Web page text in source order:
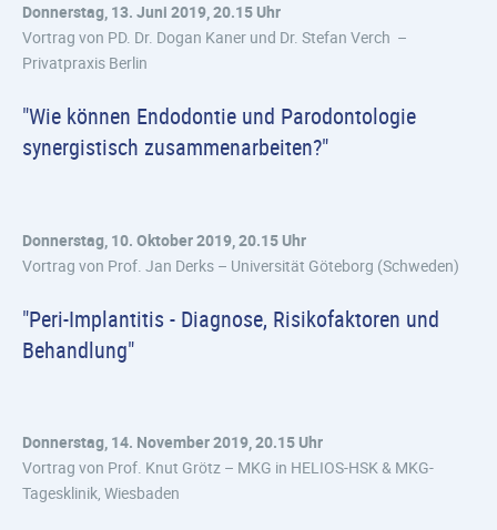
Donnerstag, 13. Juni 2019, 20.15 Uhr
Vortrag von PD. Dr. Dogan Kaner und Dr. Stefan Verch –
Privatpraxis Berlin
"Wie können Endodontie und Parodontologie
synergistisch zusammenarbeiten?"
Donnerstag, 10. Oktober 2019, 20.15 Uhr
Vortrag von Prof. Jan Derks – Universität Göteborg (Schweden)
"Peri-Implantitis - Diagnose, Risikofaktoren und
Behandlung"
Donnerstag, 14. November 2019, 20.15 Uhr
Vortrag von Prof. Knut Grötz – MKG in HELIOS-HSK & MKG-
Tagesklinik, Wiesbaden